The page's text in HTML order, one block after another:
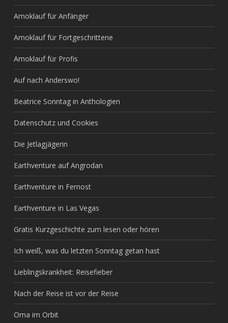
Amoklauf für Anfänger
Amoklauf für Fortgeschrittene
Amoklauf für Profis
Auf nach Anderswo!
Beatrice Sonntag in Anthologien
Datenschutz und Cookies
Die Jetlagjägerin
Earthventure auf Angrodan
Earthventure in Fernost
Earthventure in Las Vegas
Gratis Kurzgeschichte zum lesen oder hören
Ich weiß, was du letzten Sonntag getan hast
Lieblingskrankheit: Reisefieber
Nach der Reise ist vor der Reise
Oma im Orbit